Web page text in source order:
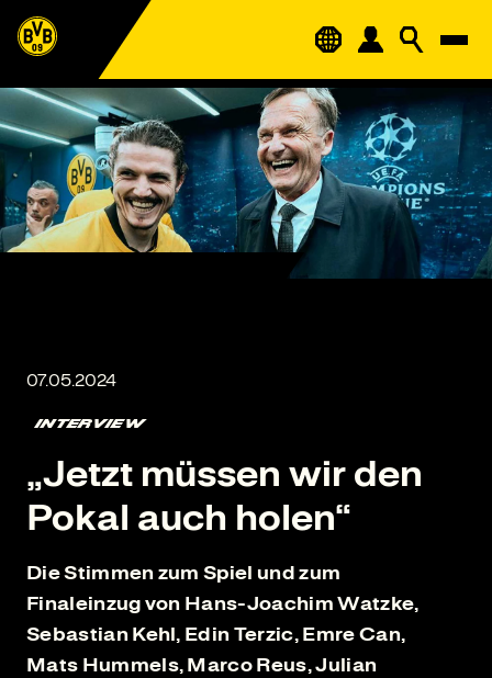
INTERVIEW
„Jetzt müssen wir den
Pokal auch holen“
Die Stimmen zum Spiel und zum
Finaleinzug von Hans-Joachim Watzke,
Sebastian Kehl, Edin Terzic, Emre Can,
Mats Hummels, Marco Reus, Julian